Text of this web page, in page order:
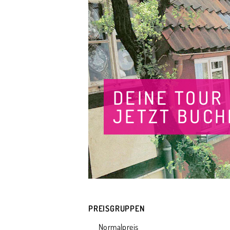
DEINE TOUR
JETZT
PREISGRUPPEN
Normalpreis